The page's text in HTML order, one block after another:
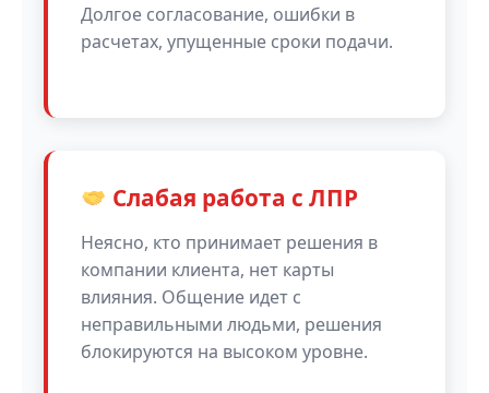
Долгое согласование, ошибки в
расчетах, упущенные сроки подачи.
Слабая работа с ЛПР
Неясно, кто принимает решения в
компании клиента, нет карты
влияния. Общение идет с
неправильными людьми, решения
блокируются на высоком уровне.